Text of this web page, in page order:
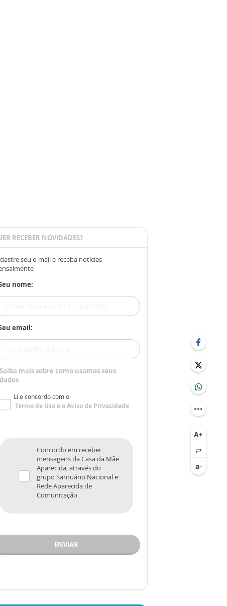
RECEBER NOVIDADES?
seu e-mail e receba notícias
nome:
email:
Saiba mais sobre como usamos seus
dados
Li e concordo com o
Termo de Usoe oAviso de Privacidade
Concordo em receber
mensagens da Casa da Mãe
Aparecida, através do
grupo Santuário Nacional e
Rede Aparecida de
Comunicação
ENVIAR